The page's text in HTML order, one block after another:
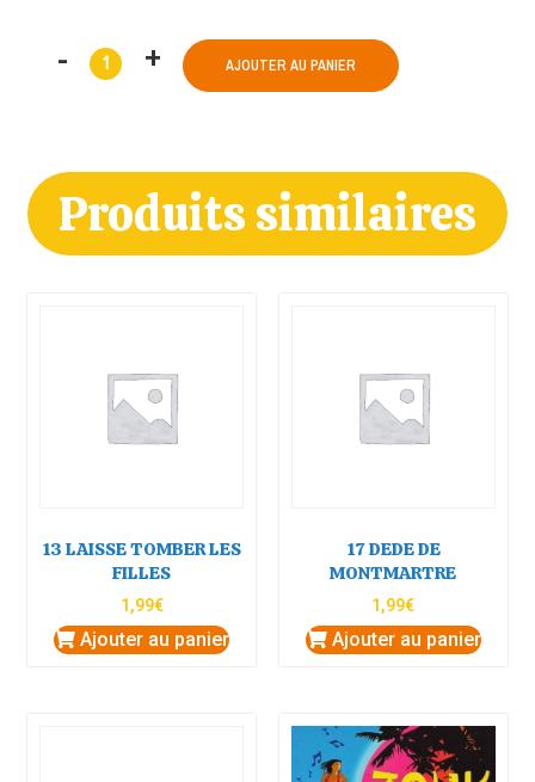
AJOUTER AU PANIER
Produits similaires
13 LAISSE TOMBER LES
FILLES
1,99€
Ajouter au panier
17 DEDE DE
MONTMARTRE
1,99€
Ajouter au panier